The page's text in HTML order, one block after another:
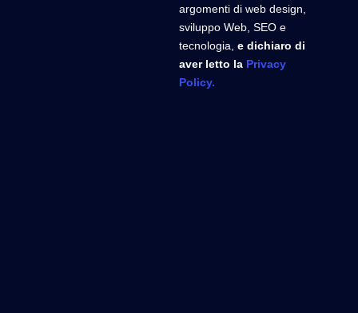
argomenti di web design,
sviluppo Web, SEO e
tecnologia, e dichiaro di
aver letto la Privacy
Policy.